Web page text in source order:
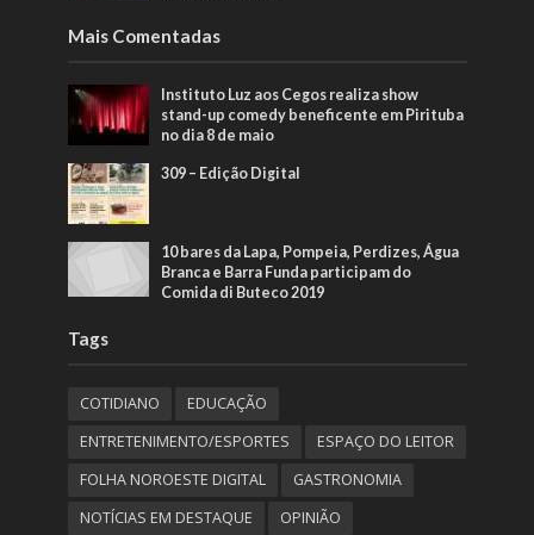
Mais Comentadas
Instituto Luz aos Cegos realiza show
stand-up comedy beneficente em Pirituba
no dia 8 de maio
309 – Edição Digital
10 bares da Lapa, Pompeia, Perdizes, Água
Branca e Barra Funda participam do
Comida di Buteco 2019
Tags
COTIDIANO
EDUCAÇÃO
ENTRETENIMENTO/ESPORTES
ESPAÇO DO LEITOR
FOLHA NOROESTE DIGITAL
GASTRONOMIA
NOTÍCIAS EM DESTAQUE
OPINIÃO